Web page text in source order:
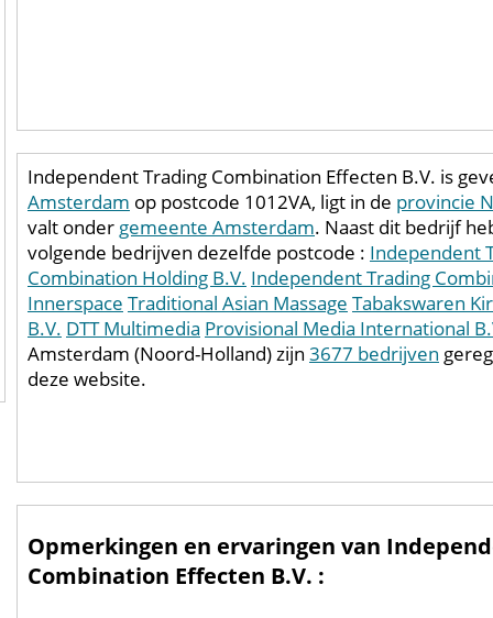
Independent Trading Combination Effecten B.V. is
Amsterdam op postcode 1012VA, ligt in de provincie
valt onder gemeente Amsterdam. Naast dit bedrijf
volgende bedrijven dezelfde postcode : Independent
Combination Holding B.V. Independent Trading
Innerspace Traditional Asian Massage Tabakswaren
B.V. DTT Multimedia Provisional Media International
Amsterdam (Noord-Holland) zijn 3677 bedrijven
deze website.
Opmerkingen en ervaringen van
Combination Effecten B.V. :